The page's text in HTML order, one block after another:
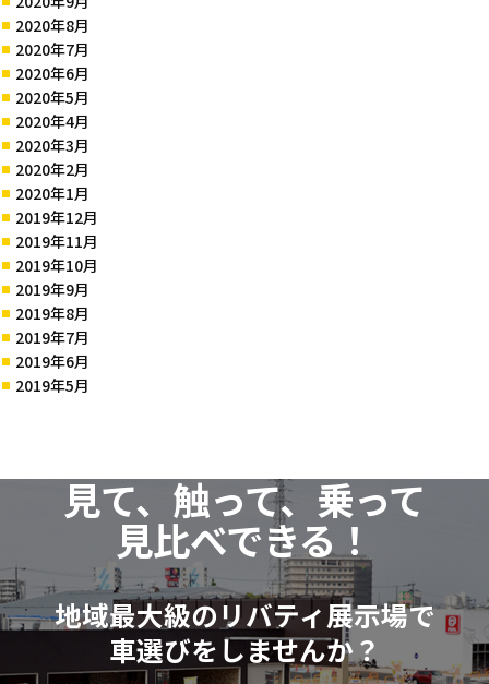
2020年8月
2020年7月
2020年6月
2020年5月
2020年4月
2020年3月
2020年2月
2020年1月
2019年12月
2019年11月
2019年10月
2019年9月
2019年8月
2019年7月
2019年6月
2019年5月
見て、触って、乗って
見比べできる！
地域最大級のリバティ展示場で
車選びをしませんか？